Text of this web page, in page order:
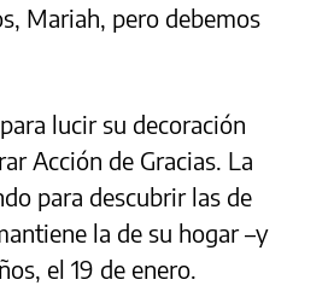
Mariah, pero debemos
lucir su decoración
Acción de Gracias. La
para descubrir las de
la de su hogar –y
el 19 de enero.